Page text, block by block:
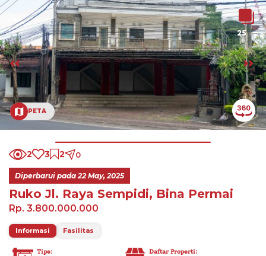
25
PETA
2 3 2 0
Diperbarui pada 22 May, 2025
Ruko Jl. Raya Sempidi, Bina Permai
Rp. 3.800.000.000
Informasi Fasilitas
Tipe: Daftar Properti: